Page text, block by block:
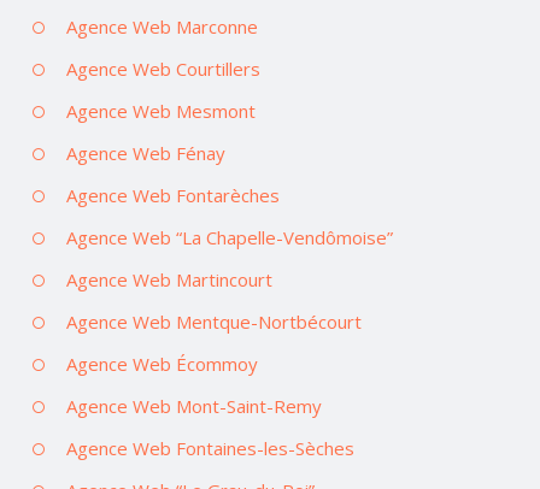
Agence Web Marconne
Agence Web Courtillers
Agence Web Mesmont
Agence Web Fénay
Agence Web Fontarèches
Agence Web “La Chapelle-Vendômoise”
Agence Web Martincourt
Agence Web Mentque-Nortbécourt
Agence Web Écommoy
Agence Web Mont-Saint-Remy
Agence Web Fontaines-les-Sèches